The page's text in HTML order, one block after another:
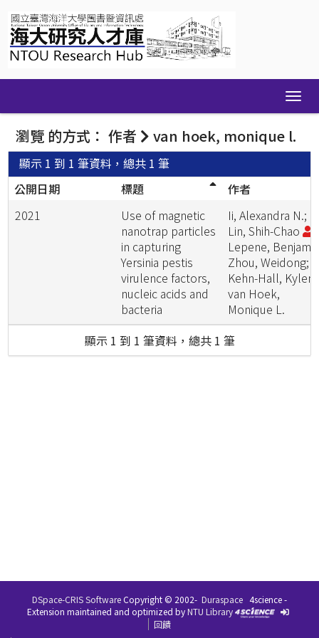
navigation
瀏覽 的方式： 作者 van hoek, monique l.
顯示 1 到 1 筆資料，總共 1 筆
公開日期
標題
作者
2021
Use of magnetic
nanotrap particles
in capturing
Yersinia pestis
virulence factors,
nucleic acids and
bacteria
Ii, Alexandra N.;
Lin, Shih-Chao
Lepene,
Zhou, Weidong;
Kehn-Hall,
van Hoek,
Monique L.
顯示 1 到 1 筆資料，總共 1 筆
DSpace-CRIS SoftwareCopyright © 2002- Duraspace 4science -
Extension maintained and optimized byNTU Library
回饋